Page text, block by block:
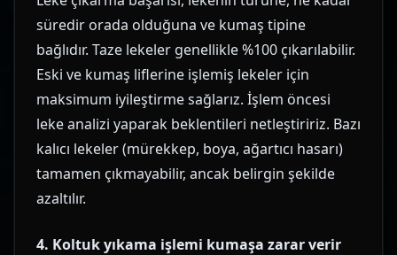
süredir orada olduğuna ve kumaş tipine
bağlıdır. Taze lekeler genellikle %100 çıkarılabilir.
Eski ve kumaş liflerine işlemiş lekeler için
maksimum iyileştirme sağlarız. İşlem öncesi
leke analizi yaparak beklentileri netleştiririz. Bazı
kalıcı lekeler (mürekkep, boya, ağartıcı hasarı)
tamamen çıkmayabilir, ancak belirgin şekilde
azaltılır.
4. Koltuk yıkama işlemi kumaşa zarar verir